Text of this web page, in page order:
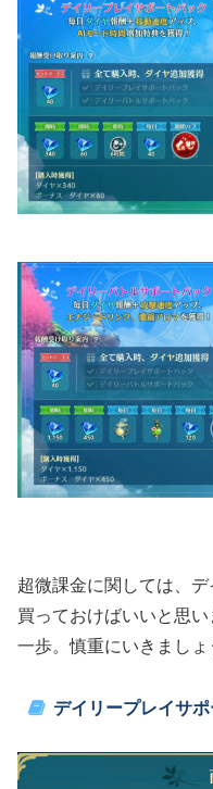
超微課金に関しては、
買っておけばいいと思
一歩。慎重にいきましょ
デイリープレイサ